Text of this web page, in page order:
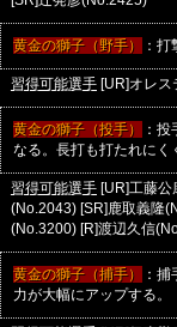
黄金の獅子（野手） ：
習得可能選手[UR]オレス
黄金の獅子（投手）
：
なる。長打も打たれにく
習得可能選手[UR]工藤公
(No.2043)[SR]鹿取義隆
(No.3200)[R]渡辺久信
黄金の獅子（捕手）
：
力が大幅にアップする。